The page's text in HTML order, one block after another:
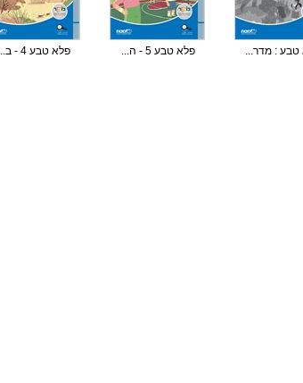
טבע : מדר... פלא טבע 5 - ה... פלא טבע 4 - ב...